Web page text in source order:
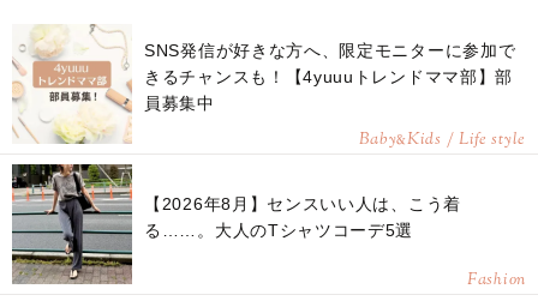
SNS発信が好きな方へ、限定モニターに参加で
きるチャンスも！【4yuuuトレンドママ部】部
員募集中
Baby&Kids / Life style
【2026年8月】センスいい人は、こう着
る……。大人のTシャツコーデ5選
Fashion